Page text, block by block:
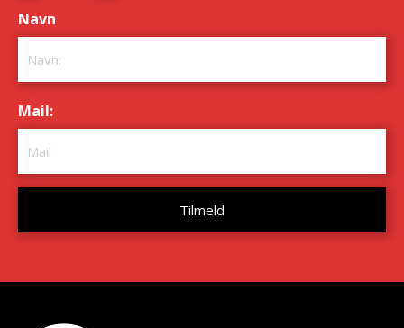
Navn
Mail: